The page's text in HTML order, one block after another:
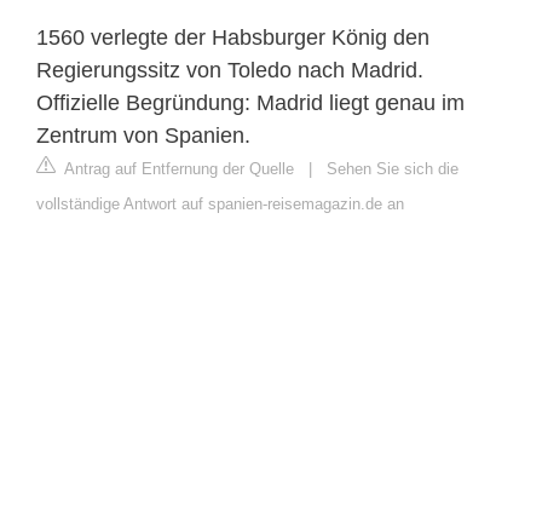
1560 verlegte der Habsburger König den
Regierungssitz von Toledo nach Madrid.
Offizielle Begründung: Madrid liegt genau im
Zentrum von Spanien.
Antrag auf Entfernung der Quelle
Sehen Sie sich die
vollständige Antwort auf spanien-reisemagazin.de an